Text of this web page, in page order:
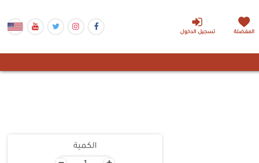
تسجيل الدخول المفضلة
الكمية